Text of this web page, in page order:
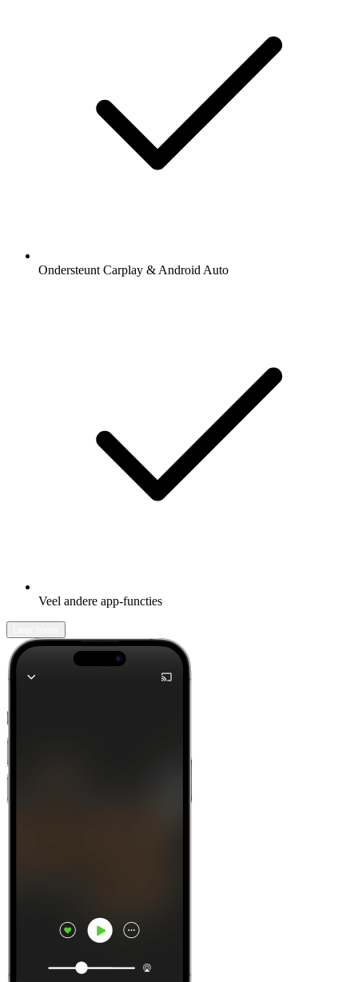
Ondersteunt Carplay & Android Auto
Veel andere app-functies